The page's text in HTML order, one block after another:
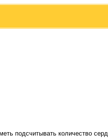
подсчитывать количество